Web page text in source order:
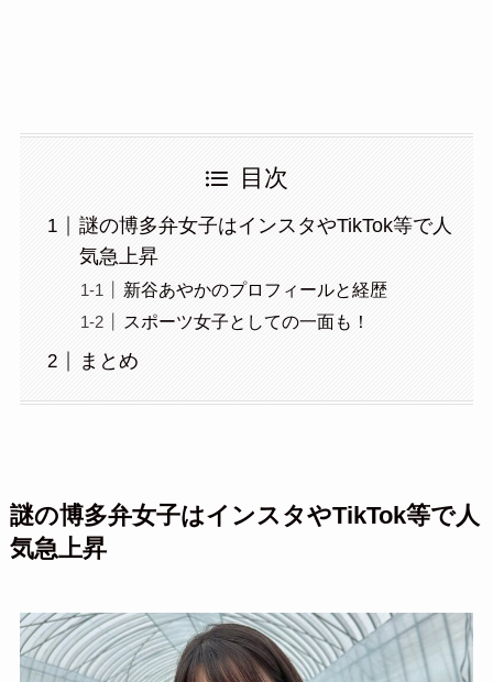
目次
謎の博多弁女子はインスタやTikTok等で人
気急上昇
新谷あやかのプロフィールと経歴
スポーツ女子としての一面も！
まとめ
謎の博多弁女子はインスタやTikTok等で人
気急上昇